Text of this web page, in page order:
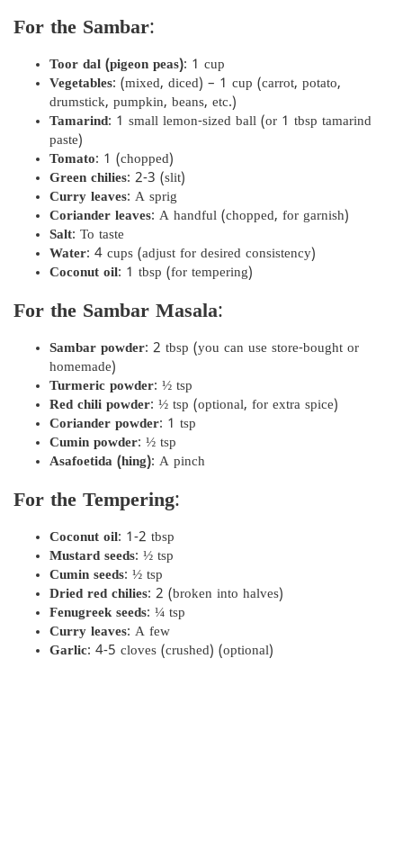
For the Sambar:
Toor dal (pigeon peas): 1 cup
Vegetables: (mixed, diced) – 1 cup (carrot, potato,
drumstick, pumpkin, beans, etc.)
Tamarind: 1 small lemon-sized ball (or 1 tbsp tamarind
paste)
Tomato: 1 (chopped)
Green chilies: 2-3 (slit)
Curry leaves: A sprig
Coriander leaves: A handful (chopped, for garnish)
Salt: To taste
Water: 4 cups (adjust for desired consistency)
Coconut oil: 1 tbsp (for tempering)
For the Sambar Masala:
Sambar powder: 2 tbsp (you can use store-bought or
homemade)
Turmeric powder: ½ tsp
Red chili powder: ½ tsp (optional, for extra spice)
Coriander powder: 1 tsp
Cumin powder: ½ tsp
Asafoetida (hing): A pinch
For the Tempering:
Coconut oil: 1-2 tbsp
Mustard seeds: ½ tsp
Cumin seeds: ½ tsp
Dried red chilies: 2 (broken into halves)
Fenugreek seeds: ¼ tsp
Curry leaves: A few
Garlic: 4-5 cloves (crushed) (optional)